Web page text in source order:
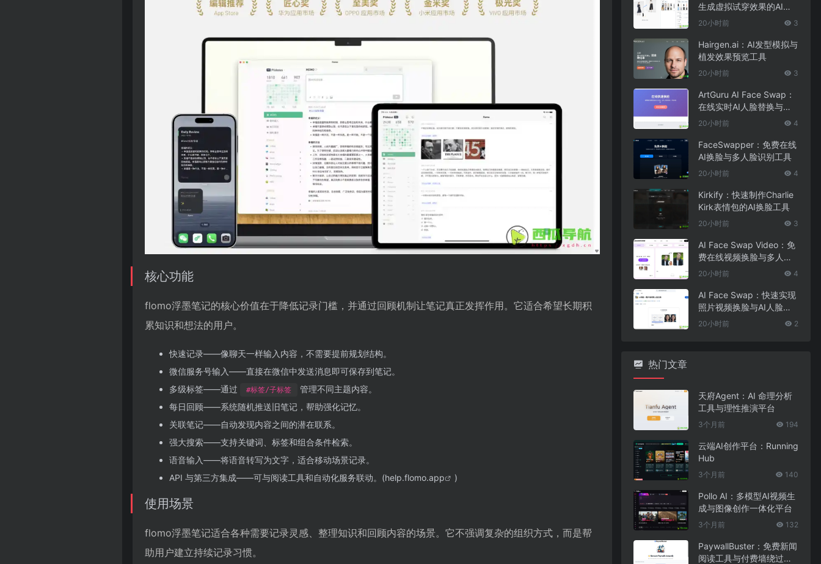
核心功能
flomo浮墨笔记的核心价值在于降低记录门槛，并通过回顾机制让笔记真正发挥作用。它适合希望长期积
累知识和想法的用户。
快速记录——像聊天一样输入内容，不需要提前规划结构。
微信服务号输入——直接在微信中发送消息即可保存到笔记。
多级标签——通过
#标签/子标签
管理不同主题内容。
每日回顾——系统随机推送旧笔记，帮助强化记忆。
关联笔记——自动发现内容之间的潜在联系。
强大搜索——支持关键词、标签和组合条件检索。
语音输入——将语音转写为文字，适合移动场景记录。
API 与第三方集成——可与阅读工具和自动化服务联动。(help.flomo.app )
使用场景
flomo浮墨笔记适合各种需要记录灵感、整理知识和回顾内容的场景。它不强调复杂的组织方式，而是帮
助用户建立持续记录习惯。
生成虚拟试穿效果的AI换
装工具
20小时前 3
Hairgen.ai：AI发型模拟与
植发效果预览工具
20小时前 3
ArtGuru AI Face Swap：
在线实时AI人脸替换与照
片编辑工具
20小时前 4
FaceSwapper：免费在线
AI换脸与多人脸识别工具
20小时前 4
Kirkify：快速制作Charlie
Kirk表情包的AI换脸工具
20小时前 3
AI Face Swap Video：免
费在线视频换脸与多人脸
替换工具
20小时前 4
AI Face Swap：快速实现
照片视频换脸与AI人脸替
换工具
20小时前 2
热门文章
天府Agent：AI 命理分析
工具与理性推演平台
3个月前 194
云端AI创作平台：Running
Hub
3个月前 140
Pollo AI：多模型AI视频生
成与图像创作一体化平台
3个月前 132
PaywallBuster：免费新闻
阅读工具与付费墙绕过助